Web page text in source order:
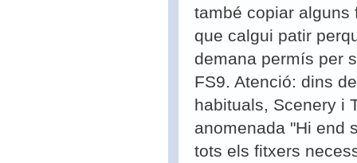
també copiar alguns
que calgui patir
demana permís per
FS9. Atenció: dins
habituals, Scenery i
anomenada "Hi end
tots els fitxers